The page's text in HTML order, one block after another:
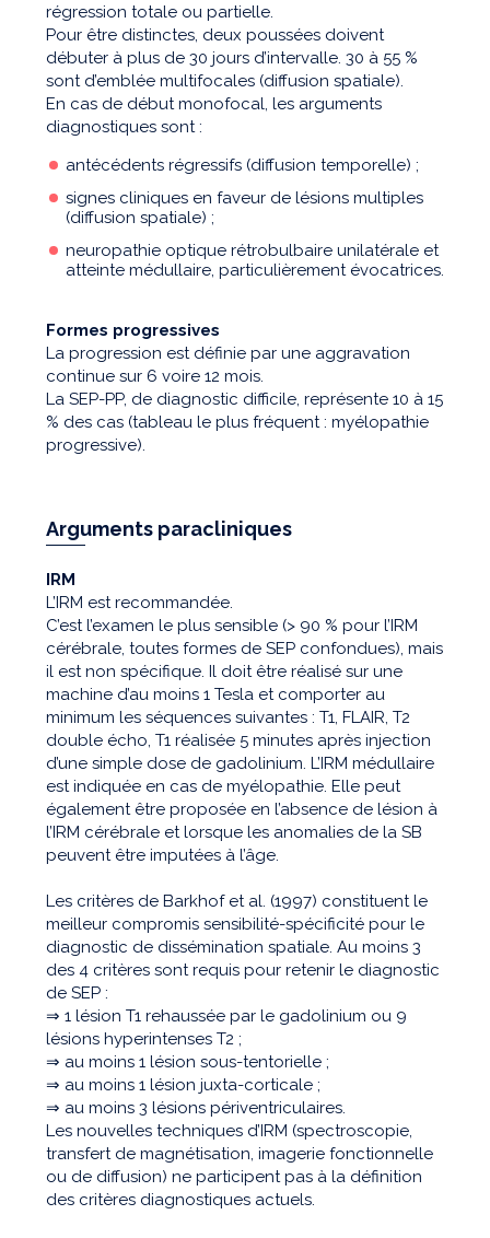
régression totale ou partielle.
Pour être distinctes, deux poussées doivent
débuter à plus de 30 jours d’intervalle. 30 à 55 %
sont d’emblée multifocales (diffusion spatiale).
En cas de début monofocal, les arguments
diagnostiques sont :
antécédents régressifs (diffusion temporelle) ;
signes cliniques en faveur de lésions multiples
(diffusion spatiale) ;
neuropathie optique rétrobulbaire unilatérale et
atteinte médullaire, particulièrement évocatrices.
Formes progressives
La progression est définie par une aggravation
continue sur 6 voire 12 mois.
La SEP-PP, de diagnostic difficile, représente 10 à 15
% des cas (tableau le plus fréquent : myélopathie
progressive).
Arguments paracliniques
IRM
L’IRM est recommandée.
C’est l’examen le plus sensible (> 90 % pour l’IRM
cérébrale, toutes formes de SEP confondues), mais
il est non spécifique. Il doit être réalisé sur une
machine d’au moins 1 Tesla et comporter au
minimum les séquences suivantes : T1, FLAIR, T2
double écho, T1 réalisée 5 minutes après injection
d’une simple dose de gadolinium. L’IRM médullaire
est indiquée en cas de myélopathie. Elle peut
également être proposée en l’absence de lésion à
l’IRM cérébrale et lorsque les anomalies de la SB
peuvent être imputées à l’âge.
Les critères de Barkhof et al. (1997) constituent le
meilleur compromis sensibilité-spécificité pour le
diagnostic de dissémination spatiale. Au moins 3
des 4 critères sont requis pour retenir le diagnostic
de SEP :
⇒ 1 lésion T1 rehaussée par le gadolinium ou 9
lésions hyperintenses T2 ;
⇒ au moins 1 lésion sous-tentorielle ;
⇒ au moins 1 lésion juxta-corticale ;
⇒ au moins 3 lésions périventriculaires.
Les nouvelles techniques d’IRM (spectroscopie,
transfert de magnétisation, imagerie fonctionnelle
ou de diffusion) ne participent pas à la définition
des critères diagnostiques actuels.